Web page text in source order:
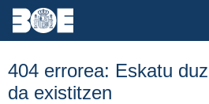
404 errorea: Eskatu
da existitzen